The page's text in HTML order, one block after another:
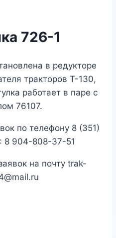
726-1
в редукторе
тракторов Т-130,
работает в паре с
76107.
по телефону 8 (351)
8 904-808-37-51
на почту trak-